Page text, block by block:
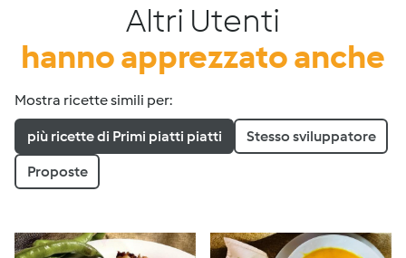
Altri Utenti
hanno apprezzato anche
Mostra ricette simili per:
più ricette di Primi piatti piatti Stesso sviluppatore
Proposte